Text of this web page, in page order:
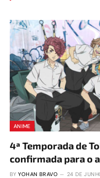
ANIME
4ª Temporada de
confirmada para o
BY YOHAN BRAVO 24 DE